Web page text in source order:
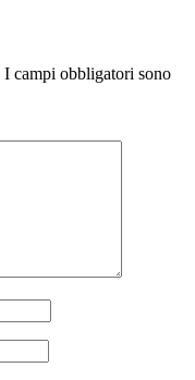
I campi obbligatori sono